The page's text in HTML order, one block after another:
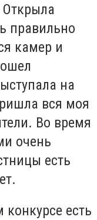
правильно
камер и
на
вся моя
Во время
очень
есть
есть